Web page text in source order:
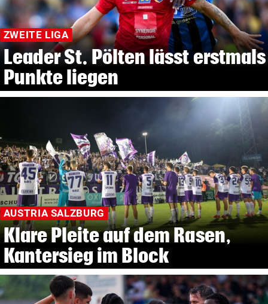
ZWEITE LIGA
Leader St. Pölten lässt erstmals
Punkte liegen
AUSTRIA SALZBURG
Klare Pleite auf dem Rasen,
Kantersieg im Block